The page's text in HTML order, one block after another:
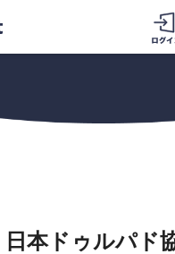
日本ドゥルパド